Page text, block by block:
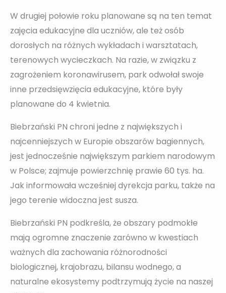
W drugiej połowie roku planowane są na ten temat
zajęcia edukacyjne dla uczniów, ale też osób
dorosłych na różnych wykładach i warsztatach,
terenowych wycieczkach. Na razie, w związku z
zagrożeniem koronawirusem, park odwołał swoje
inne przedsięwzięcia edukacyjne, które były
planowane do 4 kwietnia.
Biebrzański PN chroni jedne z największych i
najcenniejszych w Europie obszarów bagiennych,
jest jednocześnie największym parkiem narodowym
w Polsce; zajmuje powierzchnię prawie 60 tys. ha.
Jak informowała wcześniej dyrekcja parku, także na
jego terenie widoczna jest susza.
Biebrzański PN podkreśla, że obszary podmokłe
mają ogromne znaczenie zarówno w kwestiach
ważnych dla zachowania różnorodności
biologicznej, krajobrazu, bilansu wodnego, a
naturalne ekosystemy podtrzymują życie na naszej